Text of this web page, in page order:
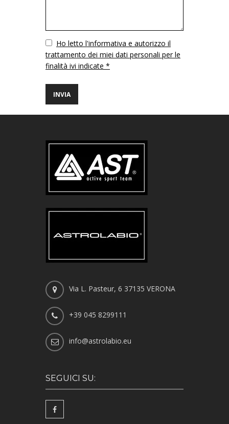
VuotoHo letto l'informativa e autorizzo il
trattamento dei miei dati personali per le
finalità ivi indicate *
Via L. Pasteur, 6 37135 VERONA
+39 045 8299111
info@astrolabio.eu
SEGUICI SU: